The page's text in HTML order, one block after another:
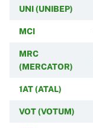
UNI (UNIBEP)
MCI
MRC
(MERCATOR)
1AT (ATAL)
VOT (VOTUM)